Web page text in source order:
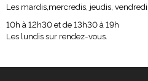
Les mardis,mercredis, jeudis,
10h à 12h30 et de 13h30 à 19h
Les lundis sur rendez-vous.